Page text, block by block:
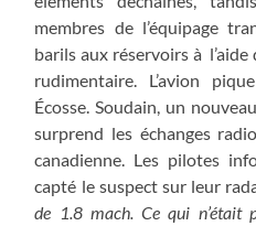
membres de l’équipage
barils aux réservoirs à
rudimentaire. L’avion
Écosse. Soudain, un
surprend les échanges
canadienne. Les pilotes
capté le suspect sur leur
de 1.8 mach. Ce qui n’était